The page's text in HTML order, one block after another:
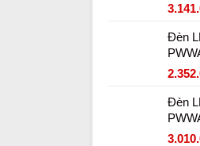
Đèn
Đèn